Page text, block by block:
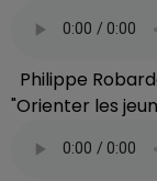
Philippe
"Orienter les